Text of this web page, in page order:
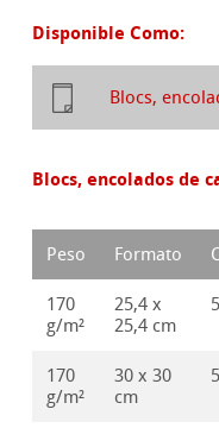
Disponible Como:
Blocs,
Blocs, encolados de
Peso Formato
170
g/m²
25,4 x
25,4 cm
170
g/m²
30 x 30
cm